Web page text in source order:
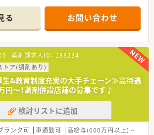
い病院です！
ては500万円以上の提示実績もある、給与水準の高
ます。
地です！
WAYアクセスが可能な病院となります。
条件によっては相談可能
いて ／
より徒歩5分の通勤便利な立地にある約100床の療
月開設の歴史ある病院です。
ア病床・医療療養病床あわせて約100床の療養型病
院外処方となりますので、入院患者様への調剤・
る お問い合わせ
薬剤師求人ID： 188234
トア(調剤あり)
生&教育制度充実の大手チェーン≫高待遇
円～！調剤併設店舗の募集です♪
検討リストに追加
ランク可 車通勤可 高給与(600万円以上)